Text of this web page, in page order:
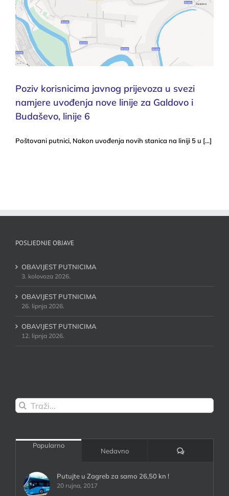
Poziv korisnicima javnog prijevoza u svezi
namjere uvođenja nove linije za Galdovo i
Budaševo, linije 6
Poštovani putnici, Nakon uvođenja novih stanica na liniji 5 u [...]
POSLJEDNJE OBJAVE
OBAVIJEST PUTNICIMA
3. kolovoza 2026.
OBAVIJEST PUTNICIMA
26. lipnja 2026.
OBAVIJEST PUTNICIMA
12. lipnja 2026.
Traži...
Popularno
Nedavno Komentari:
Putujte u Zagreb za samo 26,50 kn !
20 rujna, 2017